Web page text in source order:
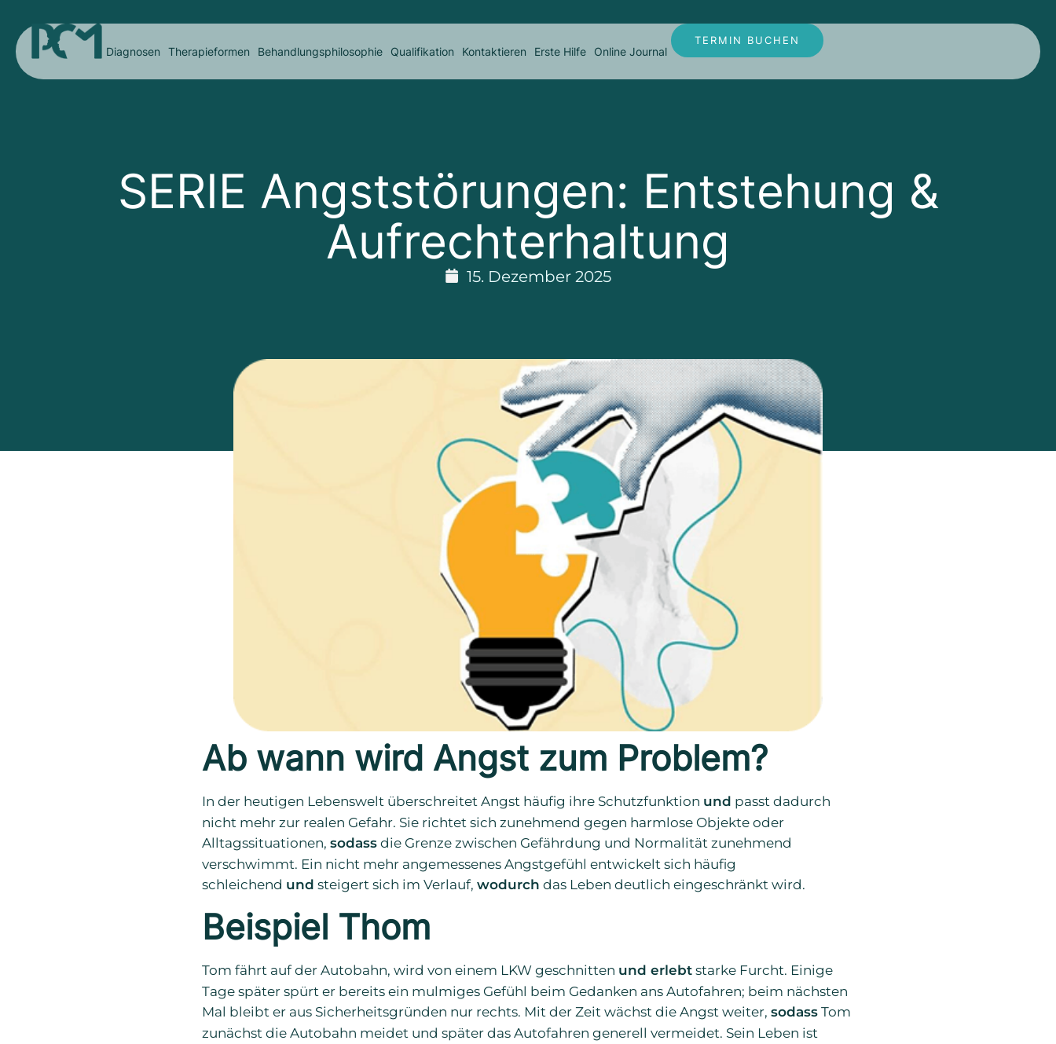
Diagnosen Therapieformen Behandlungsphilosophie Qualifikation Kontaktieren Erste Hilfe Online Journal
TERMIN BUCHEN
SERIE Angststörungen: Entstehung &
Aufrechterhaltung
15. Dezember 2025
Ab wann wird Angst zum Problem?
In der heutigen Lebenswelt überschreitet Angst häufig ihre Schutzfunktion und passt dadurch
nicht mehr zur realen Gefahr. Sie richtet sich zunehmend gegen harmlose Objekte oder
Alltagssituationen, sodassdie Grenze zwischen Gefährdung und Normalität zunehmend
verschwimmt. Ein nicht mehr angemessenes Angstgefühl entwickelt sich häufig
schleichend und steigert sich im Verlauf, wodurch das Leben deutlich eingeschränkt wird.
Beispiel Thom
Tom fährt auf der Autobahn, wird von einem LKW geschnitten und erlebtstarke Furcht. Einige
Tage später spürt er bereits ein mulmiges Gefühl beim Gedanken ans Autofahren; beim nächsten
Mal bleibt er aus Sicherheitsgründen nur rechts. Mit der Zeit wächst die Angst weiter, sodassTom
zunächst die Autobahn meidet und später das Autofahren generell vermeidet. Sein Leben ist